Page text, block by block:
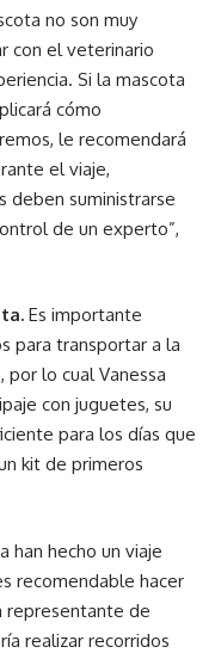
no son muy
con el veterinario
Si la mascota
cómo
le recomendará
el viaje,
deben suministrarse
de un experto”,
Es importante
para transportar a la
por lo cual Vanessa
con juguetes, su
para los días que
kit de primeros
han hecho un viaje
recomendable hacer
representante de
realizar recorridos